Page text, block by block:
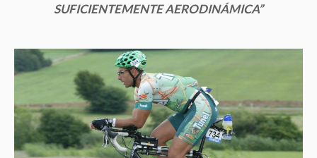
SUFICIENTEMENTE AERODINÁMICA”